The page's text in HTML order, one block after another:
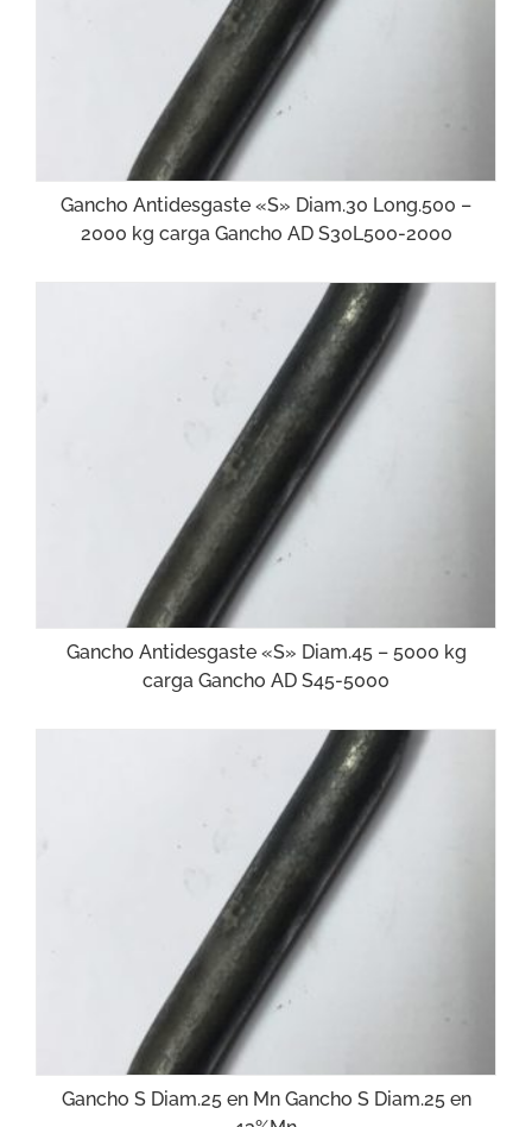
Gancho Antidesgaste «S» Diam.30 Long.500 –
2000 kg carga Gancho AD S30L500-2000
Gancho Antidesgaste «S» Diam.45 – 5000 kg
carga Gancho AD S45-5000
Gancho S Diam.25 en Mn Gancho S Diam.25 en